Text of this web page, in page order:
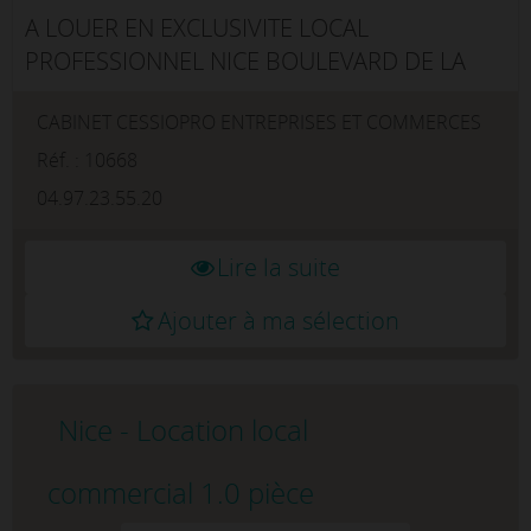
A LOUER EN EXCLUSIVITE LOCAL
PROFESSIONNEL NICE BOULEVARD DE LA
Lire la suite
Ajouter à ma sélection
Nice - Location local
commercial 1.0 pièce